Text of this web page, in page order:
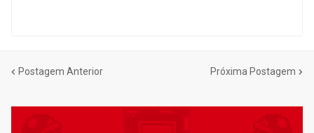
Postagem Anterior Próxima Postagem